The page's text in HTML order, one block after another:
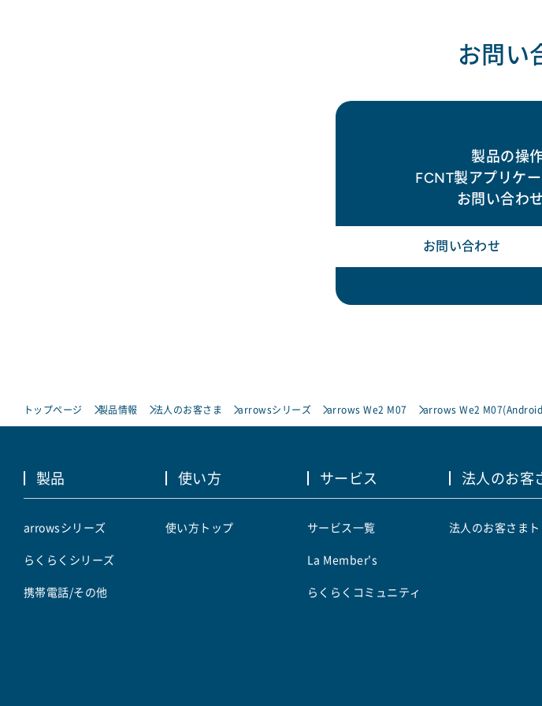
お問い
製品の操
FCNT製アプリケ
お問い合わ
お問い合わせ
トップページ 製品情報 法人のお客さま arrowsシリーズ arrows We2 M07 arrows We2
製品
arrowsシリーズ
らくらくシリーズ
携帯電話/その他
使い方
使い方トップ
サービス
サービス一覧
La Member's
らくらくコミュニティ
法人のお客
法人のお客さま